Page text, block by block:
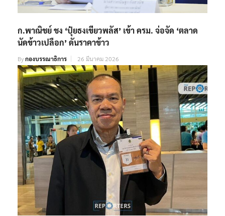
ก.พาณิชย์ ชง ‘ปุ๋ยธงเขียวพลัส’ เข้า ครม. จ่อจัด ‘ตลาด
นัดข้าวเปลือก’ ดันราคาข้าว
Byกองบรรณาธิการ 26 มีนาคม 2026